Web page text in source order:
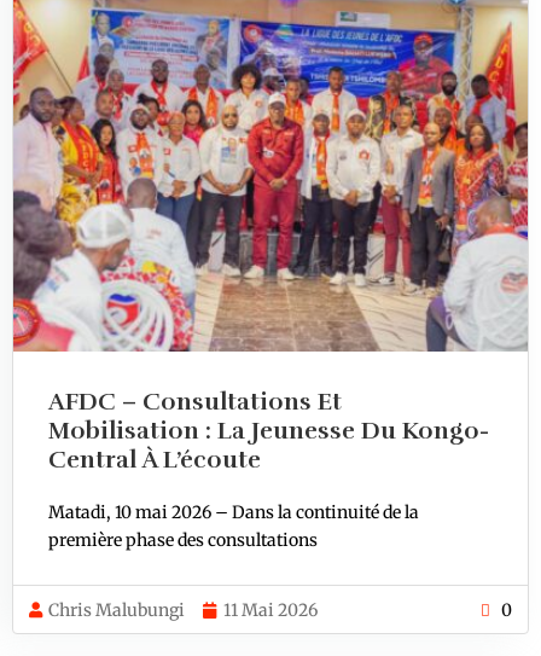
AFDC – Consultations Et
Mobilisation : La Jeunesse Du Kongo-
Central À L’écoute
Matadi, 10 mai 2026 – Dans la continuité de la
première phase des consultations
Chris Malubungi 11 Mai 2026 0